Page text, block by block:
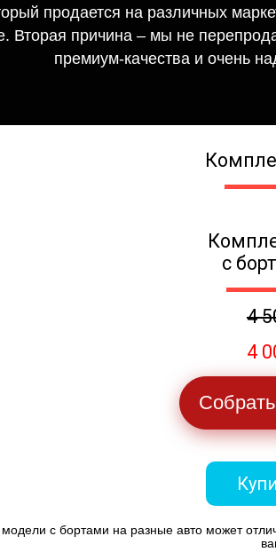
продается на различных
Вторая причина – мы не
премиум-качества и очень
с
4
4
с бортами на разные авто может